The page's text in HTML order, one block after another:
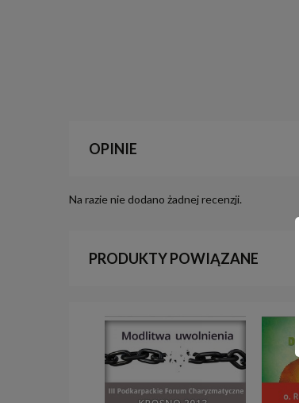
OPINIE
Na razie nie dodano żadnej recenzji.
PRODUKTY POWIĄZANE